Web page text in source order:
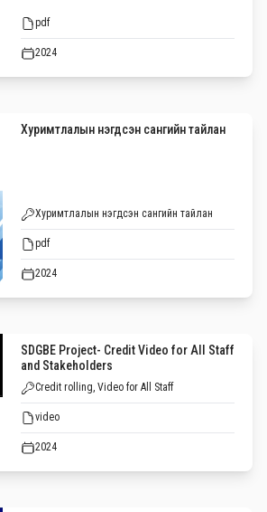
pdf
2024
Хуримтлалын нэгдсэн сангийн тайлан
Хуримтлалын нэгдсэн сангийн тайлан
pdf
2024
SDGBE Project- Credit Video for All Staff
and Stakeholders
Credit rolling, Video for All Staff
video
2024